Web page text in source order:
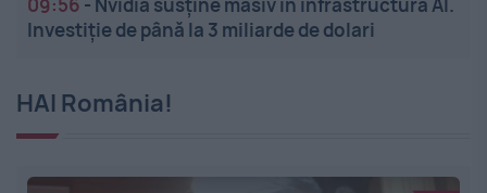
Investiție de până la 3 miliarde de dolari
HAI România!